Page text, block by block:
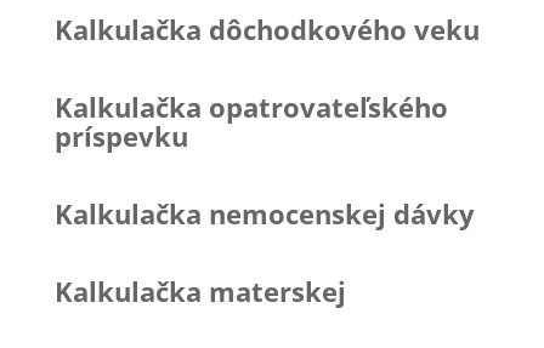
Kalkulačka dôchodkového veku
Kalkulačka opatrovateľského
príspevku
Kalkulačka nemocenskej dávky
Kalkulačka materskej